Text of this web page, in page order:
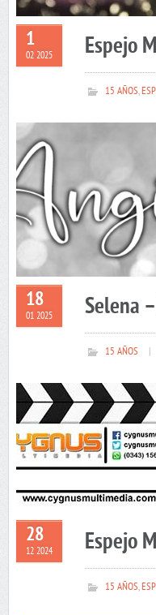
1
02 2025 Espejo
15 AÑOS,
18
01 2025 Selena
15 AÑOS
28
12 2024 Espejo
15 AÑOS,